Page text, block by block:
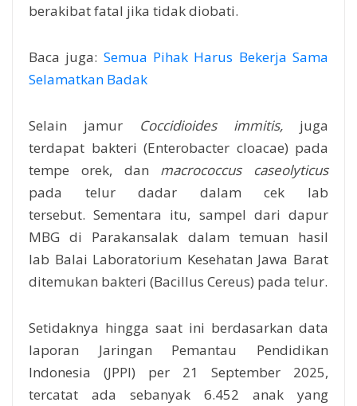
berakibat fatal jika tidak diobati.
Baca juga: Semua Pihak Harus Bekerja Sama
Selamatkan Badak
Selain jamur Coccidioides immitis, juga
terdapat bakteri (Enterobacter cloacae) pada
tempe orek, dan macrococcus caseolyticus
pada telur dadar dalam cek lab
tersebut.Sementara itu, sampel dari dapur
MBG di Parakansalak dalam temuan hasil
lab Balai Laboratorium Kesehatan Jawa Barat
ditemukan bakteri (Bacillus Cereus) pada telur.
Setidaknya hingga saat ini berdasarkan data
laporan Jaringan Pemantau Pendidikan
Indonesia (JPPI) per 21 September 2025,
tercatat ada sebanyak 6.452 anak yang